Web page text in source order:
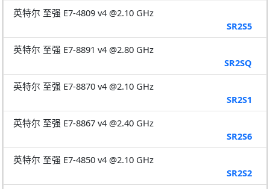
英特尔 至强 E7-4809 v4 @2.10 GHz
SR2S5
英特尔 至强 E7-8891 v4 @2.80 GHz
SR2SQ
英特尔 至强 E7-8870 v4 @2.10 GHz
SR2S1
英特尔 至强 E7-8867 v4 @2.40 GHz
SR2S6
英特尔 至强 E7-4850 v4 @2.10 GHz
SR2S2